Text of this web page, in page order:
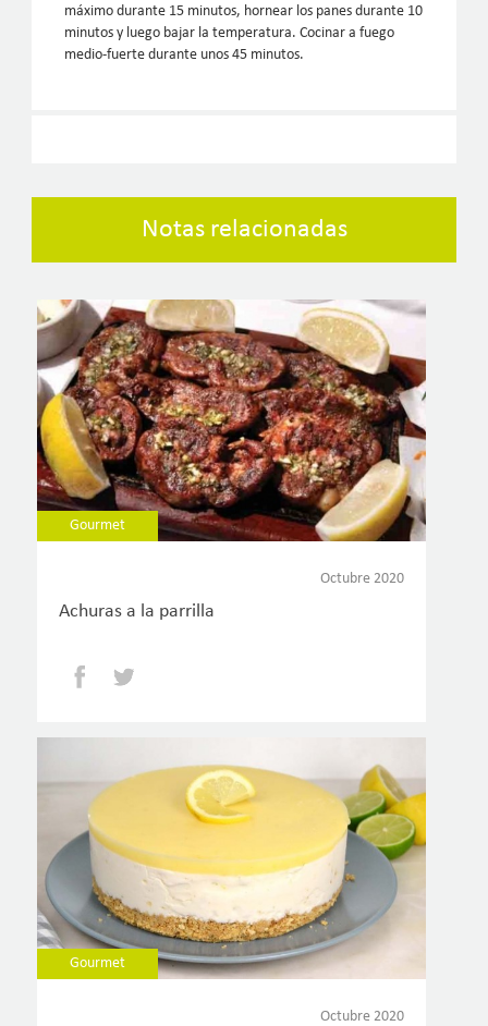
máximo durante 15 minutos, hornear los panes durante 10
minutos y luego bajar la temperatura. Cocinar a fuego
medio-fuerte durante unos 45 minutos.
Notas relacionadas
Gourmet
Octubre 2020
Achuras a la parrilla
Facebook
Gourmet
Octubre 2020